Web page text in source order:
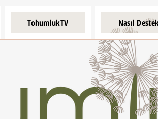
TohumlukTV Nasıl